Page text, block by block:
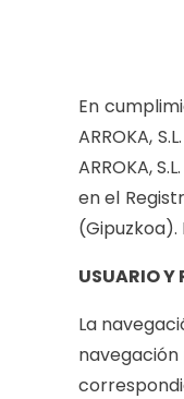
En
ARROKA,
ARROKA,
en el
USUARIO Y
La
navegación